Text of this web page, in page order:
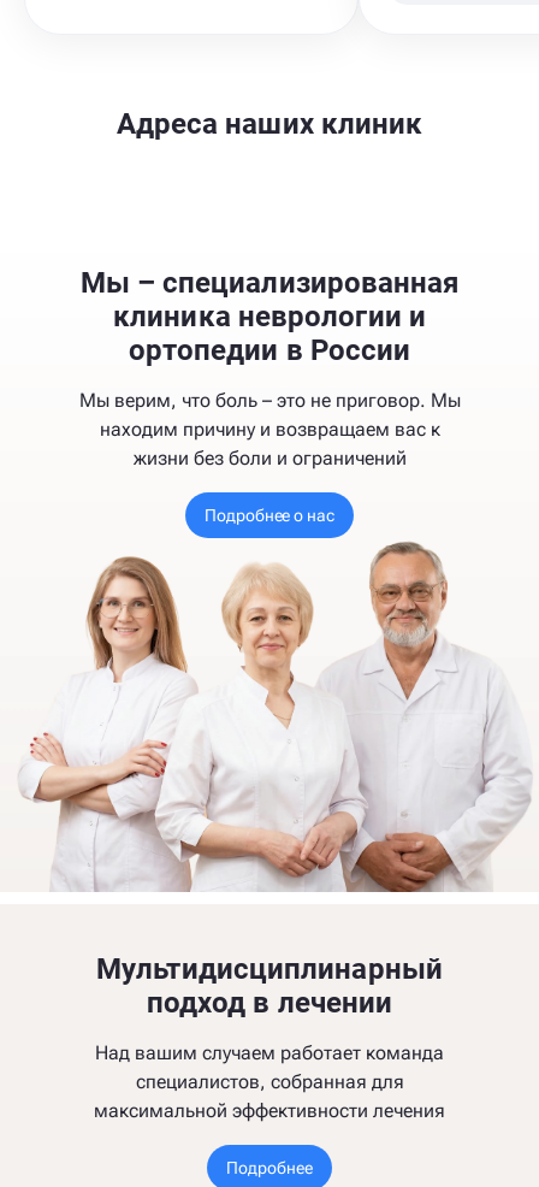
Адреса наших клиник
Мы – специализированная
клиника неврологии и
ортопедии в России
Мы верим, что боль – это не приговор. Мы
находим причину и возвращаем вас к
жизни без боли и ограничений
Подробнее о нас
Мультидисциплинарный
подход в лечении
Над вашим случаем работает команда
специалистов, собранная для
максимальной эффективности лечения
Подробнее